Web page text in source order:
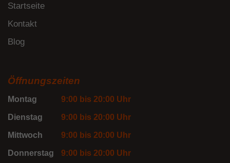
Startseite
Kontakt
Blog
Öffnungszeiten
Montag 9:00 bis 20:00 Uhr
Dienstag 9:00 bis 20:00 Uhr
Mittwoch 9:00 bis 20:00 Uhr
Donnerstag 9:00 bis 20:00 Uhr